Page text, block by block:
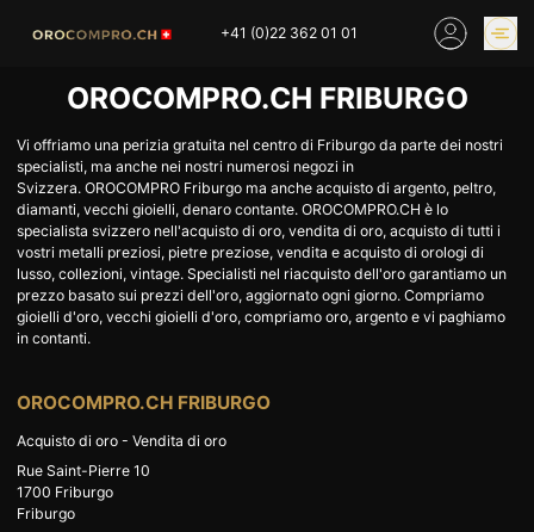
+41 (0)22 362 01 01
PREZZO DELL’ORO
COMPRARE ORO
NEGOZI
HOME
COMPRO ORO
COMPRO ARGENTO
PREZZO DELL’ORO
COMPRO PLATINO
COMPRO LATTA
COMPRO OROLOGI
INVESTIRE
NEGOZIO
OROCOMPRO.CH FRIBURGO
Vi offriamo una perizia gratuita nel centro di Friburgo da parte dei nostri
specialisti, ma anche nei nostri numerosi negozi in
Svizzera. OROCOMPRO Friburgo ma anche acquisto di argento, peltro,
diamanti, vecchi gioielli, denaro contante. OROCOMPRO.CH è lo
specialista svizzero nell'acquisto di oro, vendita di oro, acquisto di tutti i
vostri metalli preziosi, pietre preziose, vendita e acquisto di orologi di
lusso, collezioni, vintage. Specialisti nel riacquisto dell'oro garantiamo un
prezzo basato sui prezzi dell'oro, aggiornato ogni giorno. Compriamo
gioielli d'oro, vecchi gioielli d'oro, compriamo oro, argento e vi paghiamo
in contanti.
OROCOMPRO.CH FRIBURGO
Acquisto di oro - Vendita di oro
Rue Saint-Pierre 10
1700 Friburgo
Friburgo